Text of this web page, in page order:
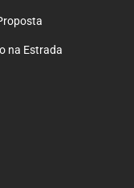
na Estrada